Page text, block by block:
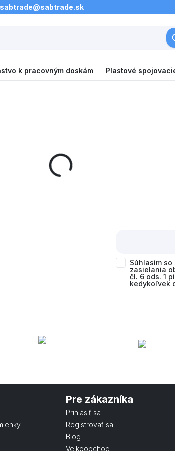
sabtrade@sabtrade.sk
k pracovným doskám Plastové
Súhlasím so
zasielania
čl. 6 ods. 1
kedykoľvek
Pre zákazníka
Prihlásiť sa
Registrovať sa
Blog
Velkoobchod